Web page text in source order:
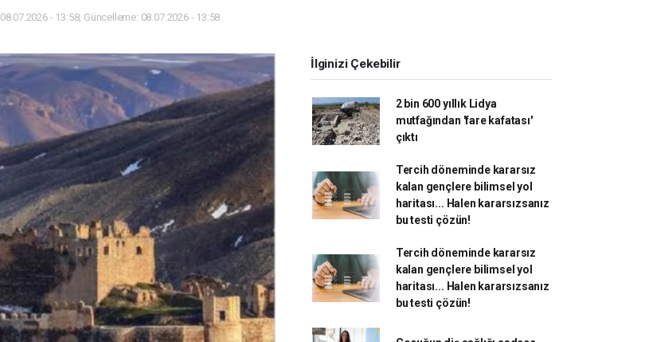
08.07.2026 - 13:58, Güncelleme: 08.07.2026 - 13:58
İlginizi Çekebilir
2 bin 600 yıllık Lidya
mutfağından 'fare kafatası'
çıktı
Tercih döneminde kararsız
kalan gençlere bilimsel yol
haritası... Halen kararsızsanız
bu testi çözün!
Tercih döneminde kararsız
kalan gençlere bilimsel yol
haritası... Halen kararsızsanız
bu testi çözün!